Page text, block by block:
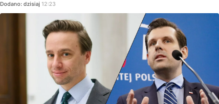
Dodano: dzisiaj 12:23